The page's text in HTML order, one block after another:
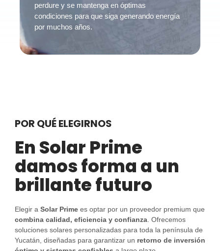
perdure y se mantenga en óptimas
condiciones para que siga generando energía
por muchos años.
POR QUÉ ELEGIRNOS
En Solar Prime
damos forma a un
brillante futuro
Elegir a Solar Prime es optar por un proveedor premium que
combina calidad, eficiencia y confianza . Ofrecemos
soluciones solares personalizadas para toda la península de
Yucatán, diseñadas para garantizar un retorno de inversión